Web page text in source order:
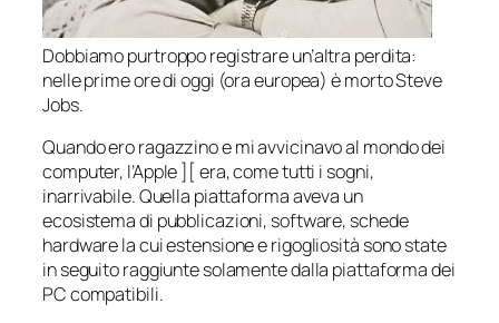
Dobbiamo purtroppo registrare un’altra perdita:
nelle prime ore di oggi (ora europea) è morto Steve
Jobs.
Quando ero ragazzino e mi avvicinavo al mondo dei
computer, l’Apple ][ era, come tutti i sogni,
inarrivabile. Quella piattaforma aveva un
ecosistema di pubblicazioni, software, schede
hardware la cui estensione e rigogliosità sono state
in seguito raggiunte solamente dalla piattaforma dei
PC compatibili.